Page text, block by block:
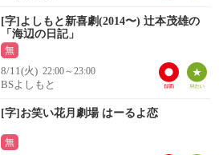
[字]よしもと新喜劇(2014〜) 辻本茂雄の
「海辺の日記」
無
8/11(火) 22:00～23:00
BSよしもと
[字]お笑い花月劇場 はーるよ恋
無